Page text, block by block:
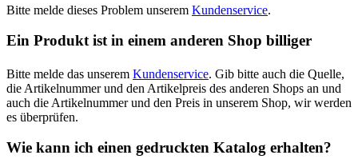
Bitte melde dieses Problem unserem Kundenservice.
Ein Produkt ist in einem anderen Shop billiger
Bitte melde das unserem Kundenservice. Gib bitte auch die Quelle,
die Artikelnummer und den Artikelpreis des anderen Shops an und
auch die Artikelnummer und den Preis in unserem Shop, wir werden
es überprüfen.
Wie kann ich einen gedruckten Katalog erhalten?